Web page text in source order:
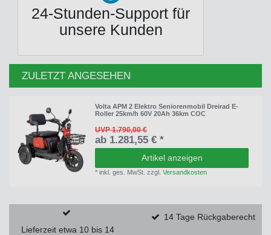
24-Stunden-Support für
unsere Kunden
ZULETZT ANGESEHEN
Volta APM 2 Elektro Seniorenmobil Dreirad E-
Roller 25km/h 60V 20Ah 36km COC
UVP 1.790,00 €
ab 1.281,55 € *
Artikel anzeigen
*inkl. ges. MwSt. zzgl.Versandkosten
Lieferzeit etwa 10 bis 14
14 Tage Rückgaberecht